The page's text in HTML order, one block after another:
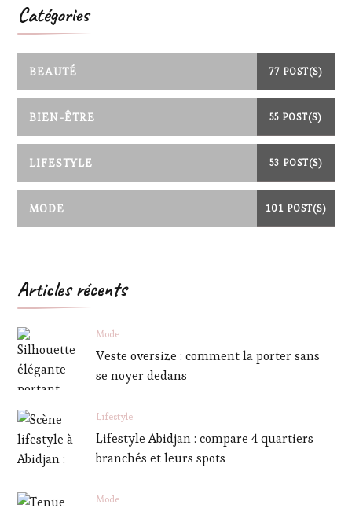
Catégories
BEAUTÉ 77 POST(S)
BIEN-ÊTRE 55 POST(S)
LIFESTYLE 53 POST(S)
MODE 101 POST(S)
Articles récents
Mode
Veste oversize : comment la porter sans
se noyer dedans
Lifestyle
Lifestyle Abidjan : compare 4 quartiers
branchés et leurs spots
Mode